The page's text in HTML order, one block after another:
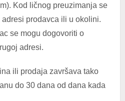
Kod ličnog preuzimanja se
prodavca ili u okolini.
se mogu dogovoriti o
adresi.
ili prodaja završava tako
do 30 dana od dana kada